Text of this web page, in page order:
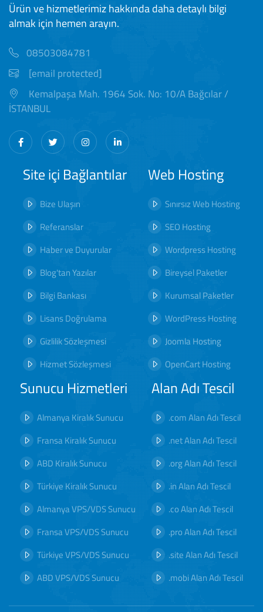
Ürün ve hizmetlerimiz hakkında daha detaylı bilgi
almak için hemen arayın.
08503084781
[email protected]
Kemalpaşa Mah. 1964 Sok. No: 10/A Bağcılar /
İSTANBUL
Site içi Bağlantılar
Bize Ulaşın
Referanslar
Haber ve Duyurular
Blog'tan Yazılar
Bilgi Bankası
Lisans Doğrulama
Gizlilik Sözleşmesi
Hizmet Sözleşmesi
Web Hosting
Sınırsız Web Hosting
SEO Hosting
Wordpress Hosting
Bireysel Paketler
Kurumsal Paketler
WordPress Hosting
Joomla Hosting
OpenCart Hosting
Sunucu Hizmetleri
Almanya Kiralık Sunucu
Fransa Kiralık Sunucu
ABD Kiralık Sunucu
Türkiye Kiralık Sunucu
Almanya VPS/VDS Sunucu
Fransa VPS/VDS Sunucu
Türkiye VPS/VDS Sunucu
ABD VPS/VDS Sunucu
Alan Adı Tescil
.com Alan Adı Tescil
.net Alan Adı Tescil
.org Alan Adı Tescil
.in Alan Adı Tescil
.co Alan Adı Tescil
.pro Alan Adı Tescil
.site Alan Adı Tescil
.mobi Alan Adı Tescil